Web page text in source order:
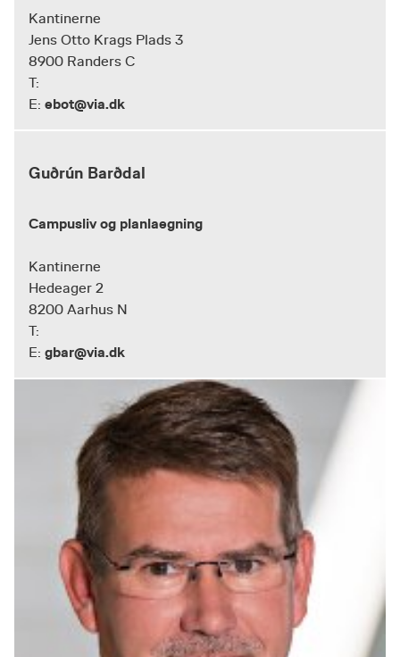
Kantinerne
Jens Otto Krags Plads 3
8900 Randers C
T:
E: ebot@via.dk
Guðrún Barðdal
Campusliv og planlaegning
Kantinerne
Hedeager 2
8200 Aarhus N
T:
E: gbar@via.dk